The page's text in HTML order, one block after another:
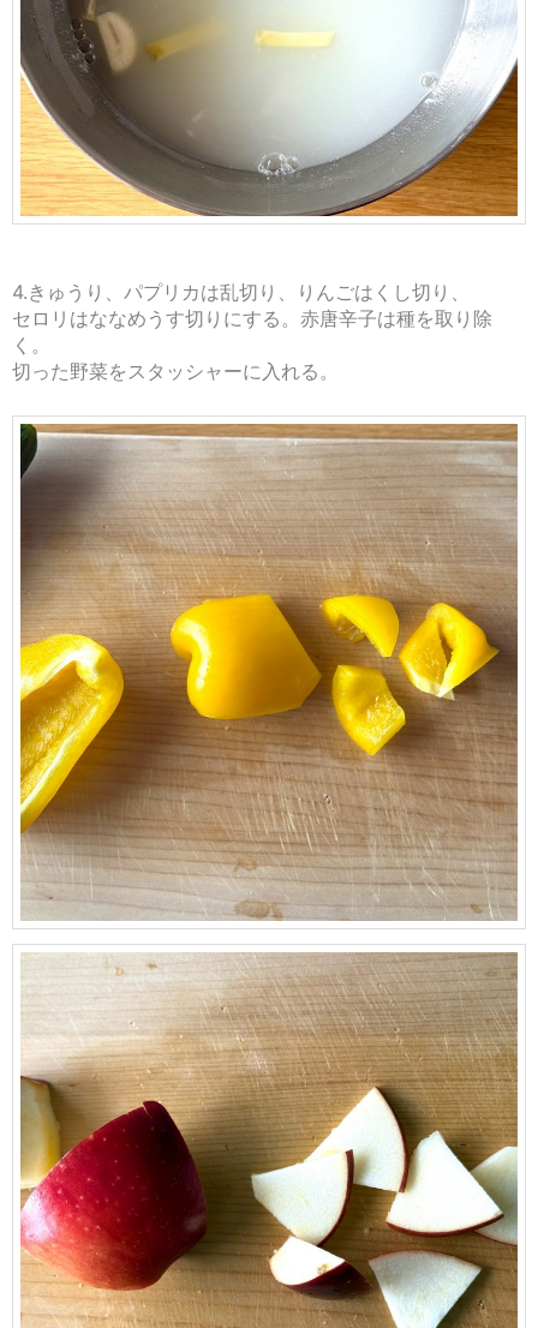
4.きゅうり、パプリカは乱切り、りんごはくし切り、
セロリはななめうす切りにする。赤唐辛子は種を取り除
く。
切った野菜をスタッシャーに入れる。